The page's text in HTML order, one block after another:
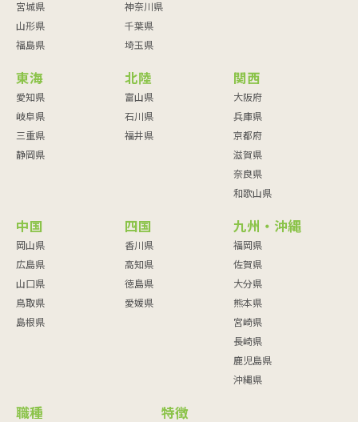
宮城県
山形県
福島県
神奈川県
千葉県
埼玉県
東海
愛知県
岐阜県
三重県
静岡県
北陸
富山県
石川県
福井県
関西
大阪府
兵庫県
京都府
滋賀県
奈良県
和歌山県
中国
岡山県
広島県
山口県
鳥取県
島根県
四国
香川県
高知県
徳島県
愛媛県
九州・沖縄
福岡県
佐賀県
大分県
熊本県
宮崎県
長崎県
鹿児島県
沖縄県
職種 特徴